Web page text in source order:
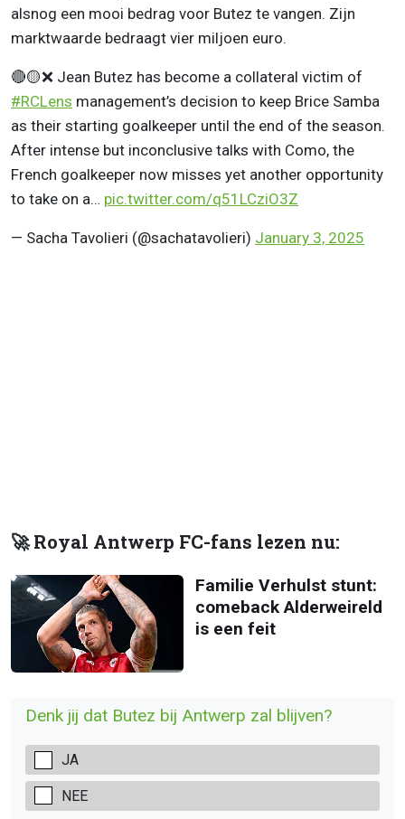
alsnog een mooi bedrag voor Butez te vangen. Zijn
marktwaarde bedraagt vier miljoen euro.
🔴🟡❌ Jean Butez has become a collateral victim of
#RCLens management’s decision to keep Brice Samba
as their starting goalkeeper until the end of the season.
After intense but inconclusive talks with Como, the
French goalkeeper now misses yet another opportunity
to take on a… pic.twitter.com/q51LCziO3Z
— Sacha Tavolieri (@sachatavolieri) January 3, 2025
🚀 Royal Antwerp FC-fans lezen nu:
Familie Verhulst stunt:
comeback Alderweireld
is een feit
Denk jij dat Butez bij Antwerp zal blijven?
JA
NEE